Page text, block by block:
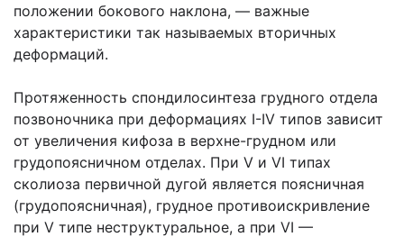
положении бокового наклона, — важные
характеристики так называемых вторичных
деформаций.
Протяженность спондилосинтеза грудного отдела
позвоночника при деформациях I-IV типов зависит
от увеличения кифоза в верхне-грудном или
грудопоясничном отделах. При V и VI типах
сколиоза первичной дугой является поясничная
(грудопоясничная), грудное противоискривление
при V типе неструктуральное, а при VI —